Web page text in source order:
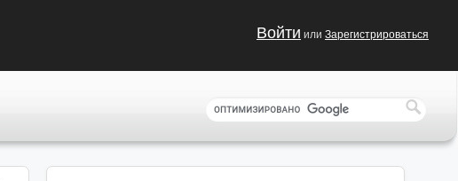
Войти или Зарегистрироваться